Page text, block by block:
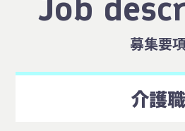
募集要
介護職